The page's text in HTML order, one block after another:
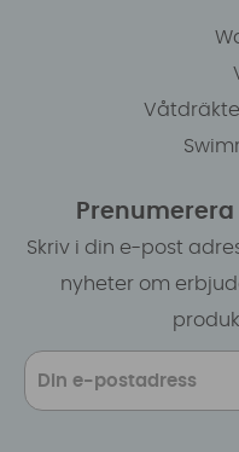
Skriv i din e-post
nyheter om